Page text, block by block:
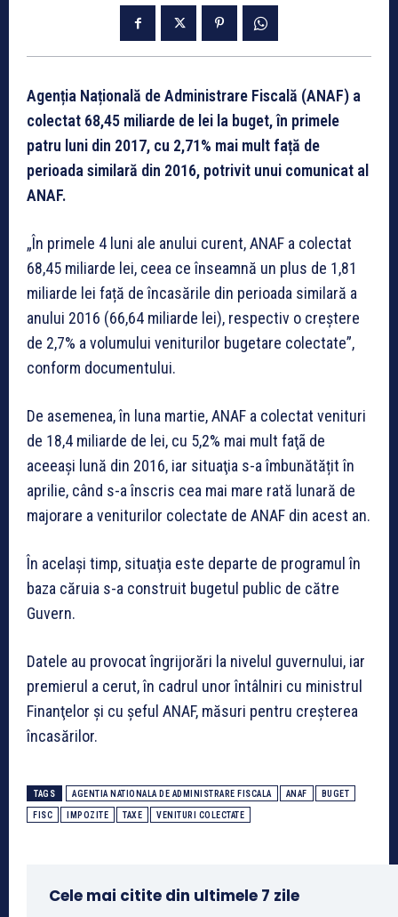
Agenția Națională de Administrare Fiscală (ANAF) a
colectat 68,45 miliarde de lei la buget, în primele
patru luni din 2017, cu 2,71% mai mult față de
perioada similară din 2016, potrivit unui comunicat al
ANAF.
„În primele 4 luni ale anului curent, ANAF a colectat
68,45 miliarde lei, ceea ce înseamnă un plus de 1,81
miliarde lei față de încasările din perioada similară a
anului 2016 (66,64 miliarde lei), respectiv o creștere
de 2,7% a volumului veniturilor bugetare colectate”,
conform documentului.
De asemenea, în luna martie, ANAF a colectat venituri
de 18,4 miliarde de lei, cu 5,2% mai mult faţã de
aceeași lună din 2016, iar situaţia s-a îmbunătățit în
aprilie, când s-a înscris cea mai mare rată lunară de
majorare a veniturilor colectate de ANAF din acest an.
În același timp, situaţia este departe de programul în
baza căruia s-a construit bugetul public de către
Guvern.
Datele au provocat îngrijorări la nivelul guvernului, iar
premierul a cerut, în cadrul unor întâlniri cu ministrul
Finanţelor şi cu şeful ANAF, măsuri pentru creşterea
încasărilor.
TAGS AGENTIA NATIONALA DE ADMINISTRARE FISCALA ANAF BUGET
FISC IMPOZITE TAXE VENITURI COLECTATE
Cele mai citite din ultimele 7 zile